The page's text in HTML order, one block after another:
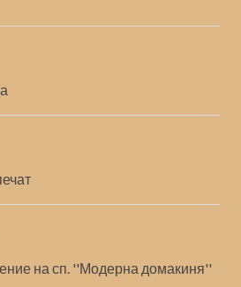
на сп. ''Модерна домакиня''